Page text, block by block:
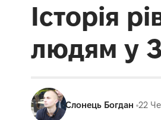
Історія
людям у
Слонець Богдан 22